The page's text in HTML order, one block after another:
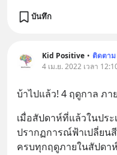
บันทึก
Kid Positive • ติดตาม
4 เม.ย. 2022 เวลา
บ้าไปแล้ว! 4 ฤดูกาล ภ
เมื่อสัปดาห์ที่แล้วในประ
ปรากฏการณ์ฟ้าเปลี่ยน
ครบทุกฤดูภายในสัปดา